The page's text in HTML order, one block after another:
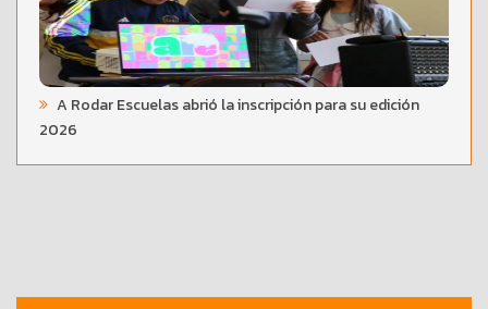
A Rodar Escuelas abrió la inscripción para su edición
2026